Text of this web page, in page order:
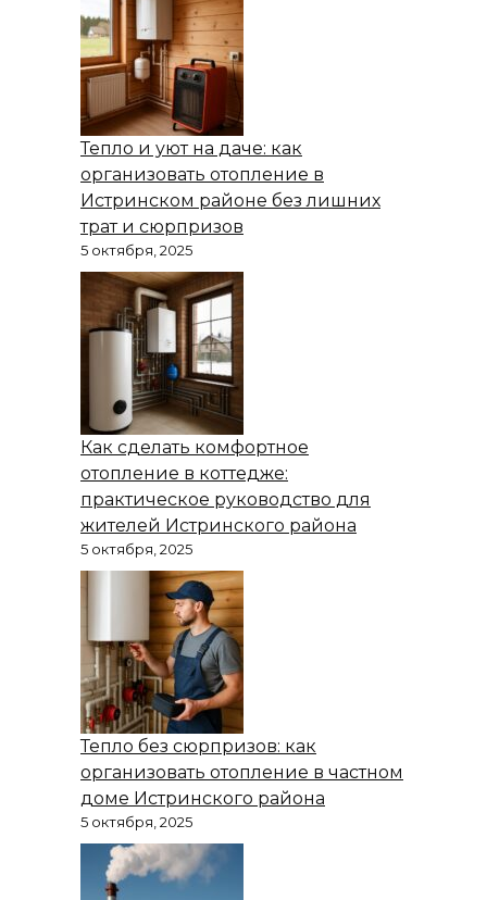
Тепло и уют на даче: как
организовать отопление в
Истринском районе без лишних
трат и сюрпризов
5 октября, 2025
Как сделать комфортное
отопление в коттедже:
практическое руководство для
жителей Истринского района
5 октября, 2025
Тепло без сюрпризов: как
организовать отопление в частном
доме Истринского района
5 октября, 2025